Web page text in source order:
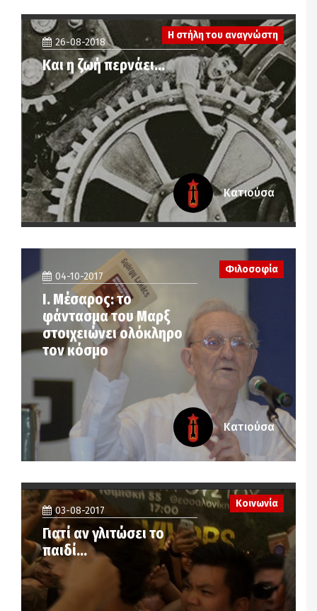
26-08-2018
Και η ζωή περνάει…
Η στήλη του αναγνώστη
Κατιούσα
04-10-2017
Ι. Μέσαρος: το
φάντασμα του Μαρξ
στοιχειώνει ολόκληρο
τον κόσμο
Φιλοσοφία
Κατιούσα
03-08-2017
Γιατί αν γλιτώσει το
παιδί…
Κοινωνία